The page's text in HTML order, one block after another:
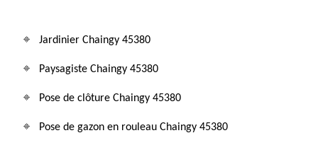
Jardinier Chaingy 45380
Paysagiste Chaingy 45380
Pose de clôture Chaingy 45380
Pose de gazon en rouleau Chaingy 45380